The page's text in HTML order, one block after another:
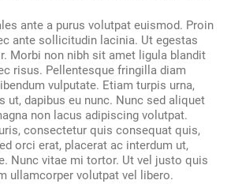
ante a purus volutpat euismod. Proin
ante sollicitudin lacinia. Ut egestas
Morbi non nibh sit amet ligula blandit
risus. Pellentesque fringilla diam
vulputate. Etiam turpis urna,
ut, dapibus eu nunc. Nunc sed aliquet
non lacus adipiscing volutpat.
consectetur quis consequat quis,
orci erat, placerat ac interdum ut,
Nunc vitae mi tortor. Ut vel justo quis
ullamcorper volutpat vel libero.